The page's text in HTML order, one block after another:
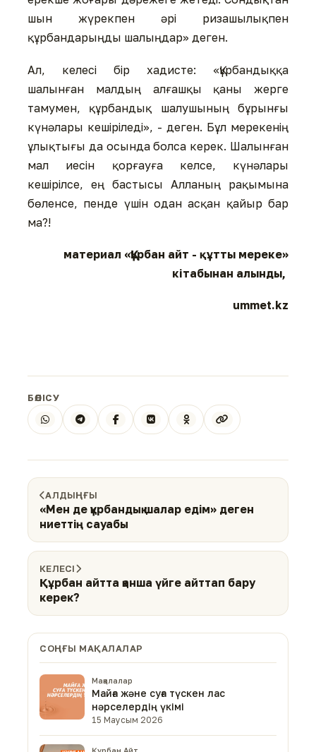
шын жүрекпен әрі ризашылықпен
құрбандарыңды шалыңдар» деген.
Ал, келесі бір хадисте: «Құрбандыққа
шалынған малдың алғашқы қаны жерге
тамумен, құрбандық шалушының бұрынғы
күнәлары кешіріледі», - деген. Бұл мерекенің
ұлықтығы да осында болса керек. Шалынған
мал иесін қорғауға келсе, күнәлары
кешірілсе, ең бастысы Алланың рақымына
бөленсе, пенде үшін одан асқан қайыр бар
ма?!
материал «Құрбан айт - құтты мереке»
кітабынан алынды,
ummet.kz
БӨЛІСУ
АЛДЫҢҒЫ
«Мен де құрбандық шалар едім» деген
ниеттің сауабы
КЕЛЕСІ
Құрбан айтта қанша үйге айттап бару
керек?
СОҢҒЫ МАҚАЛАЛАР
Мақалалар
Майға және суға түскен лас
нәрселердің үкімі
15 Маусым 2026